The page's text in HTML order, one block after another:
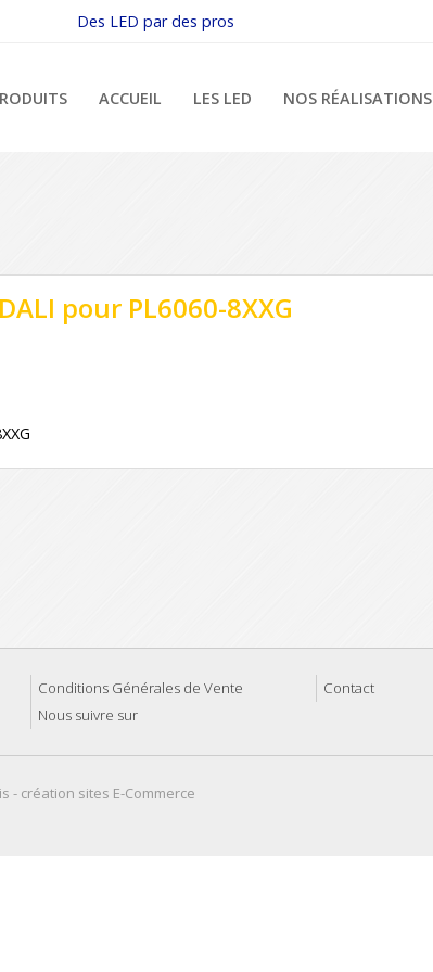
Des LED par des pros
ACCUEIL LES LED NOS RÉALISATIONS
pour PL6060-8XXG
Conditions Générales de Vente
Contact
Nous suivre sur
- création sites E-Commerce